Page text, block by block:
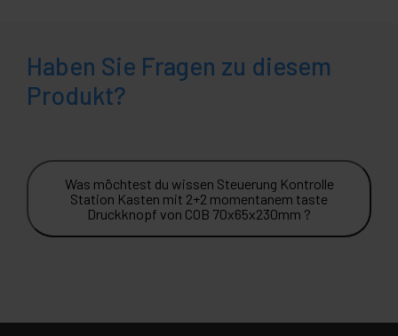
Haben Sie Fragen zu diesem
Produkt?
Was möchtest du wissen Steuerung Kontrolle
Station Kasten mit 2+2 momentanem taste
Druckknopf von COB 70x65x230mm ?